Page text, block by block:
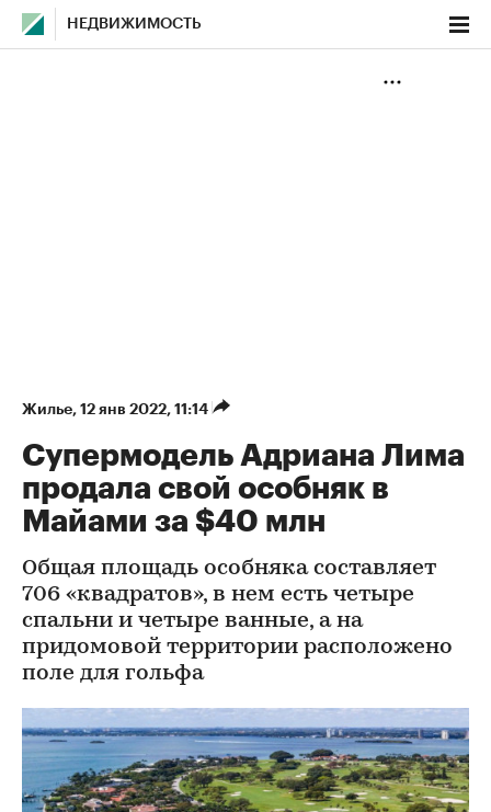
НЕДВИЖИМОСТЬ
Жилье⁠, 12 янв 2022, 11:14
Супермодель Адриана Лима
продала свой особняк в
Майами за $40 млн
Общая площадь особняка составляет
706 «квадратов», в нем есть четыре
спальни и четыре ванные, а на
придомовой территории расположено
поле для гольфа